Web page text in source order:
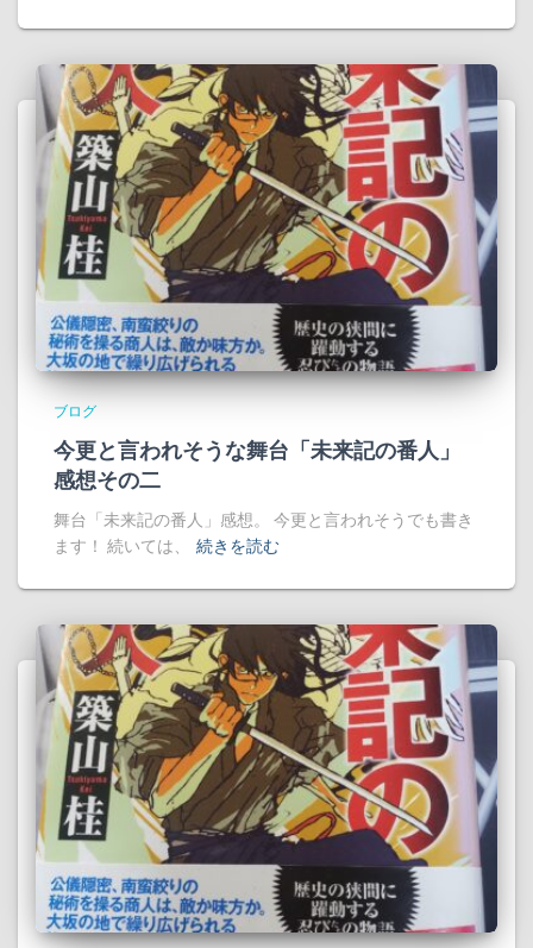
ブログ
今更と言われそうな舞台「未来記の番人」
感想その二
舞台「未来記の番人」感想。 今更と言われそうでも書き
ます！ 続いては、
続きを読む